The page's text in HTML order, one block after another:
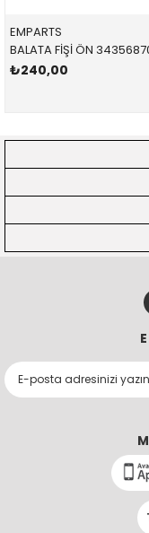
EMPARTS
₺240,00